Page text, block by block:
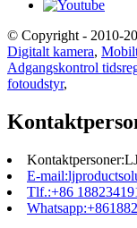
© Copyright - 2010-
Digitalt kamera,
Adgangskontrol
fotoudstyr,
Kontaktpersoner:
E-mail:
Tlf.:+86
Whatsapp: